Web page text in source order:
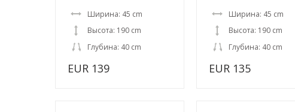
Ширина: 45 cm
Высота: 190 cm
Глубина: 40 cm
EUR 139
Ширина: 45 cm
Высота: 190 cm
Глубина: 40 cm
EUR 135